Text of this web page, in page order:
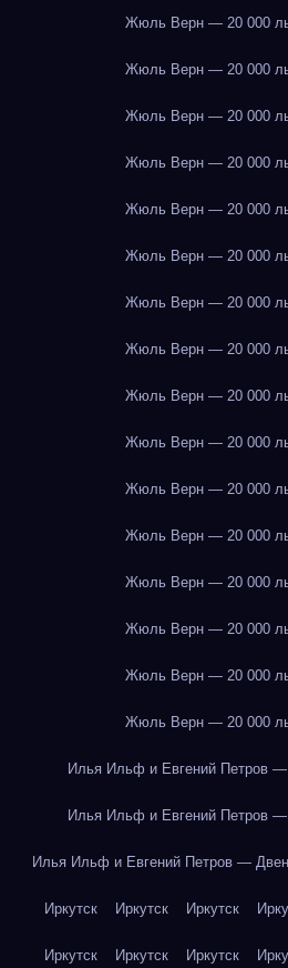
Жюль Верн — 20 000
Жюль Верн — 20 000
Жюль Верн — 20 000
Жюль Верн — 20 000
Жюль Верн — 20 000
Жюль Верн — 20 000
Жюль Верн — 20 000
Жюль Верн — 20 000
Жюль Верн — 20 000
Жюль Верн — 20 000
Жюль Верн — 20 000
Жюль Верн — 20 000
Жюль Верн — 20 000
Жюль Верн — 20 000
Жюль Верн — 20 000
Жюль Верн — 20 000
Илья Ильф и Евгений Петров —
Илья Ильф и Евгений Петров —
Илья Ильф и Евгений Петров —
Иркутск Иркутск Иркутск
Иркутск Иркутск Иркутск